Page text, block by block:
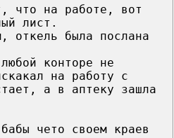
что на работе, вот
лист.
откель была послана
конторе не
на работу с
а в аптеку зашла
чето своем краев